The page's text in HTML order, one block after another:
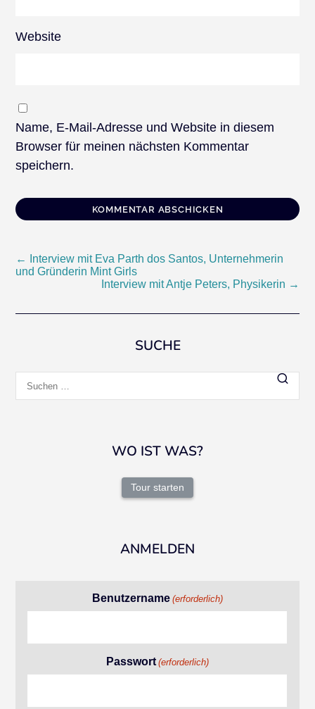
Website
Name, E-Mail-Adresse und Website in diesem
Browser für meinen nächsten Kommentar
speichern.
Beitragsnavigation
←
Interview mit Eva Parth dos Santos, Unternehmerin
und Gründerin Mint Girls
Interview mit Antje Peters, Physikerin →
SUCHE
nach:
WO IST WAS?
Tour starten
ANMELDEN
Benutzername (erforderlich)
Passwort (erforderlich)